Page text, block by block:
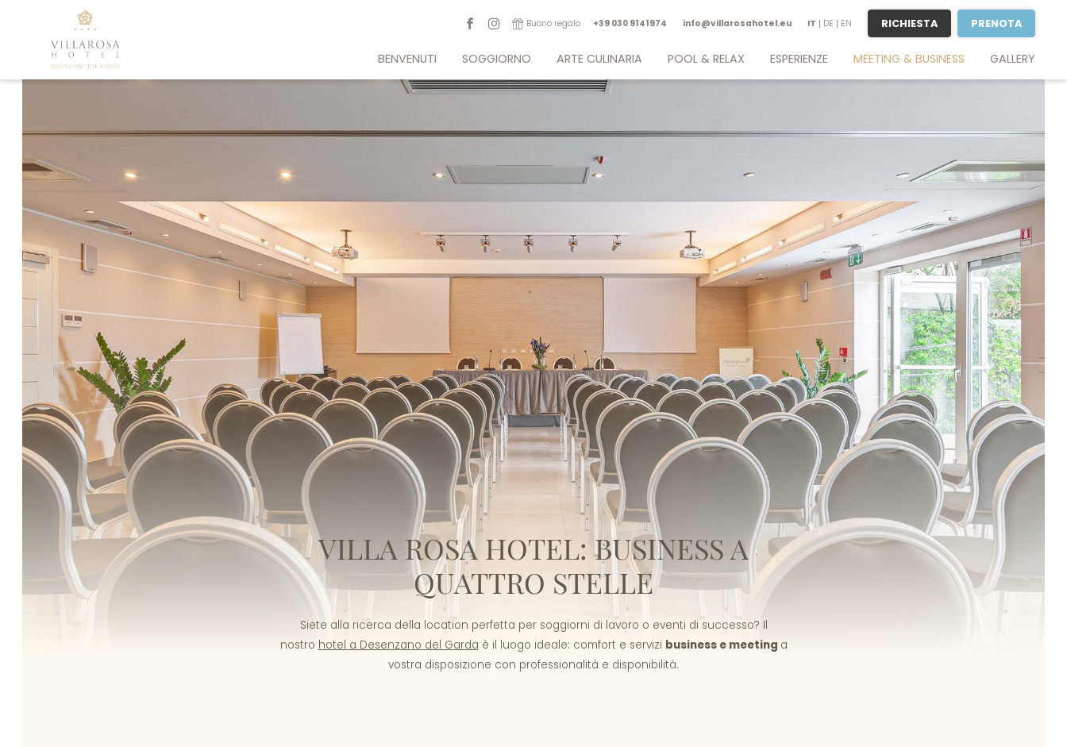
Buono regalo +39 030 9141974 info@villarosahotel.eu IT DE EN RICHIESTA PRENOTA
BENVENUTI
Dicono di noi
SOGGIORNO
Servizi inclusi
Buoni regalo
ARTE CULINARIA
Eccellenze senza glutine
POOL & RELAX
Lounge Bar & Terrace
ESPERIENZE
Lago di Garda
Percorsi enogastronomici
MEETING & BUSINESS
Sale meeting
GALLERY
VILLA ROSA HOTEL: BUSINESS A
QUATTRO STELLE
Siete alla ricerca della location perfetta per soggiorni di lavoro o eventi di successo? Il
nostro hotel a Desenzano del Garda è il luogo ideale: comfort e servizi business e meeting a
vostra disposizione con professionalità e disponibilità.